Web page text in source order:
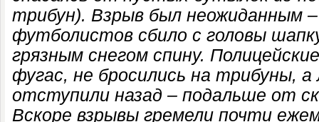
трибун). Взрыв был неожиданным
футболистов сбило с головы
грязным снегом спину.
фугас, не бросились на трибуны,
отступили назад – подальше от
Вскоре взрывы гремели почти